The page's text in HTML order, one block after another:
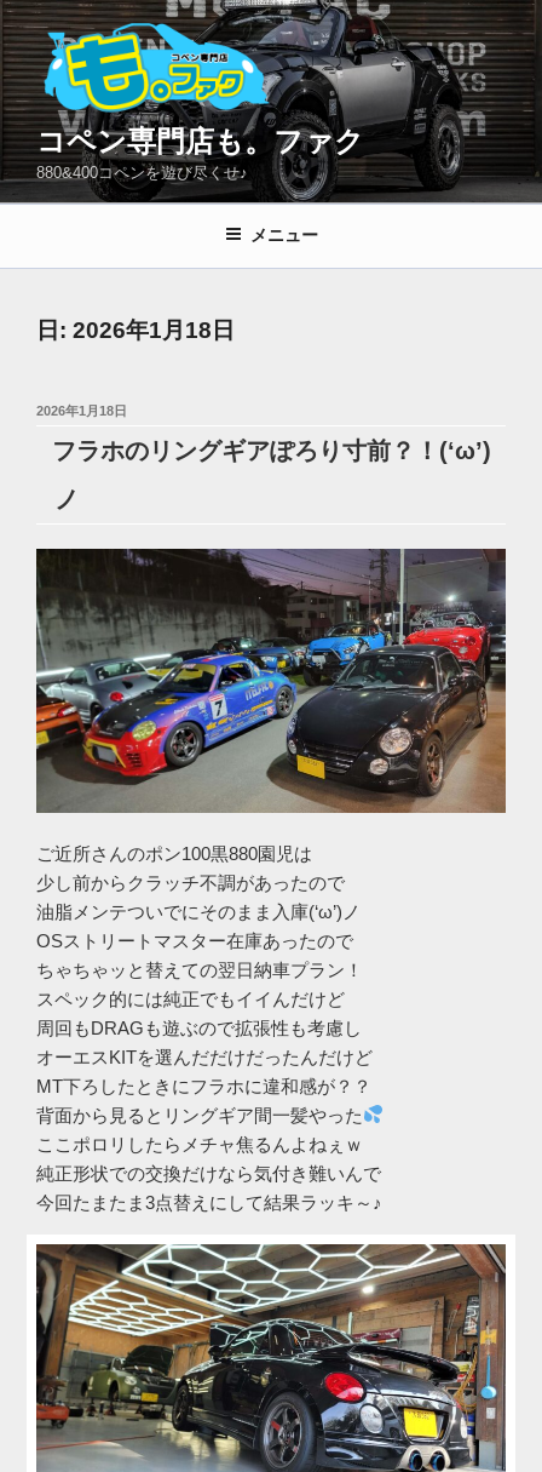
コ
ン
テ
ン
ツ
へ
ス
プ
コペン専門店も。ファク
880&400コペンを遊び尽くせ♪
メニュー
日: 2026年1月18日
投
2026年1月18日
フラホのリングギアぽろり寸前？！(‘ω’)
ノ
ご近所さんのポン100黒880園児は
少し前からクラッチ不調があったので
油脂メンテついでにそのまま入庫(‘ω’)ノ
OSストリートマスター在庫あったので
ちゃちゃッと替えての翌日納車プラン！
スペック的には純正でもイイんだけど
周回もDRAGも遊ぶので拡張性も考慮し
オーエスKITを選んだだけだったんだけど
MT下ろしたときにフラホに違和感が？？
背面から見るとリングギア間一髪やった
ここポロリしたらメチャ焦るんよねぇｗ
純正形状での交換だけなら気付き難いんで
今回たまたま3点替えにして結果ラッキ～♪